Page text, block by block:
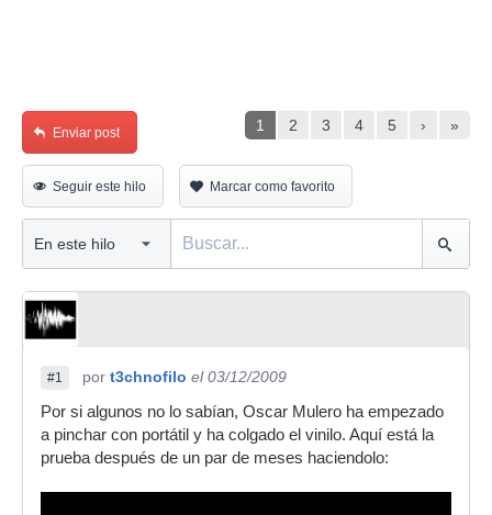
1 2 3 4 5 › »
Enviar post
Seguir este hilo Marcar como favorito
#1 por t3chnofilo el 03/12/2009
Por si algunos no lo sabían, Oscar Mulero ha empezado
a pinchar con portátil y ha colgado el vinilo. Aquí está la
prueba después de un par de meses haciendolo: